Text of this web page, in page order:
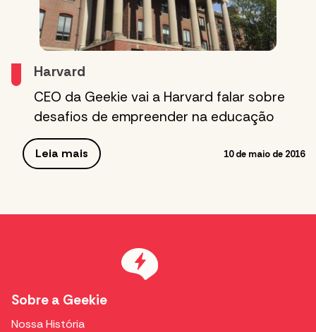
Harvard
CEO da Geekie vai a Harvard falar sobre
desafios de empreender na educação
Leia mais 10 de maio de 2016
Sobre a Geekie
Nossa História